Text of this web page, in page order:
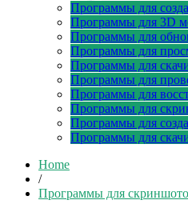
Программы для
Программы для 3D
Программы для
Программы для
Программы для
Программы для
Программы для
Программы для
Программы для
Программы для
Home
/
Программы для